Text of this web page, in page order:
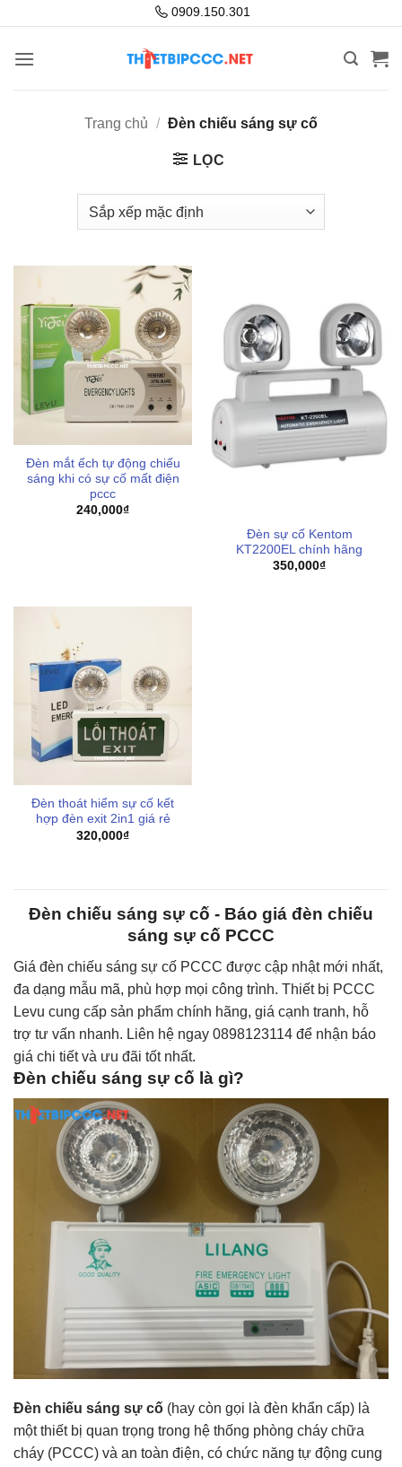
nội
0909.150.301
Trang chủ / Đèn chiếu sáng sự cố
LỌC
Đèn mắt ếch tự động chiếu
sáng khi có sự cố mất điện
pccc
240,000₫
Đèn sự cố Kentom
KT2200EL chính hãng
350,000₫
Đèn thoát hiểm sự cố kết
hợp đèn exit 2in1 giá rẻ
320,000₫
Đèn chiếu sáng sự cố - Báo giá đèn chiếu
sáng sự cố PCCC
Giá đèn chiếu sáng sự cố PCCC được cập nhật mới nhất,
đa dạng mẫu mã, phù hợp mọi công trình. Thiết bị PCCC
Levu cung cấp sản phẩm chính hãng, giá cạnh tranh, hỗ
trợ tư vấn nhanh. Liên hệ ngay 0898123114 để nhận báo
giá chi tiết và ưu đãi tốt nhất.
Đèn chiếu sáng sự cố là gì?
Đèn chiếu sáng sự cố (hay còn gọi là đèn khẩn cấp) là
một thiết bị quan trọng trong hệ thống phòng cháy chữa
cháy (PCCC) và an toàn điện, có chức năng tự động cung